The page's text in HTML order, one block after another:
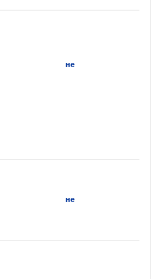
не
не